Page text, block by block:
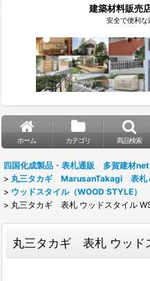
建築材料販売
安全で便利な
ホーム カテゴリ 商品検索
四国化成製品・表札通販 多賀建材net
> 丸三タカギ MarusanTakagi 表札
> ウッドスタイル（WOOD STYLE）
> 丸三タカギ 表札 ウッドスタイル
丸三タカギ 表札 ウッド